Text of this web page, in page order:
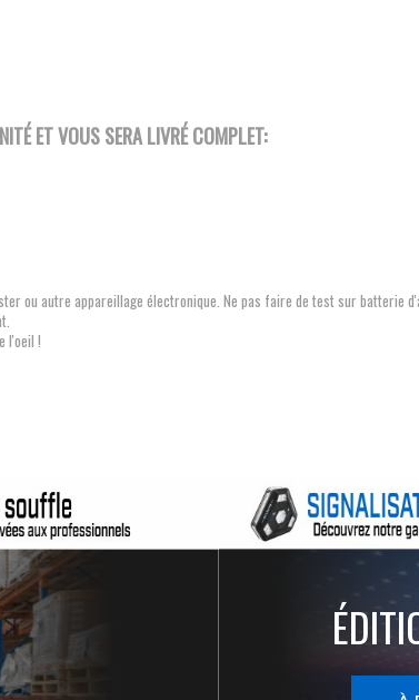
ET VOUS SERA LIVRÉ COMPLET:
ou autre appareillage électronique. Ne pas faire de test sur
l'oeil !